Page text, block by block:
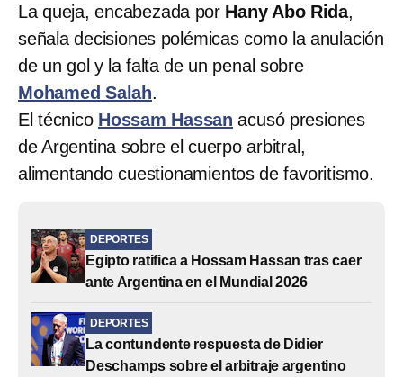
La queja, encabezada por Hany Abo Rida,
señala decisiones polémicas como la anulación
de un gol y la falta de un penal sobre
Mohamed Salah.
El técnico Hossam Hassan acusó presiones
de Argentina sobre el cuerpo arbitral,
alimentando cuestionamientos de favoritismo.
DEPORTES
Egipto ratifica a Hossam Hassan tras caer
ante Argentina en el Mundial 2026
DEPORTES
La contundente respuesta de Didier
Deschamps sobre el arbitraje argentino